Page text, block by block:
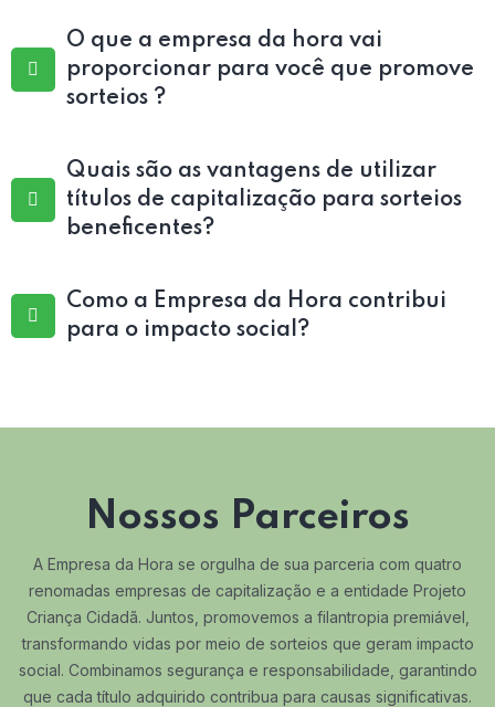
O que a empresa da hora vai
proporcionar para você que promove
sorteios ?
Quais são as vantagens de utilizar
títulos de capitalização para sorteios
beneficentes?
Como a Empresa da Hora contribui
para o impacto social?
Nossos Parceiros
A Empresa da Hora se orgulha de sua parceria com quatro
renomadas empresas de capitalização e a entidade Projeto
Criança Cidadã. Juntos, promovemos a filantropia premiável,
transformando vidas por meio de sorteios que geram impacto
social. Combinamos segurança e responsabilidade, garantindo
que cada título adquirido contribua para causas significativas.